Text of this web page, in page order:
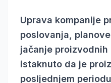
Uprava kompanije
poslovanja,
jačanje
istaknuto da je
posljednjem